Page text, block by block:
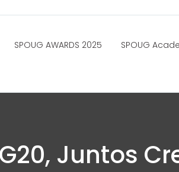
SPOUG AWARDS 2025 SPOUG
Juntos